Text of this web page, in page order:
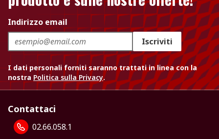
Indirizzo email
Iscriviti
I dati personali forniti saranno trattati in linea con la
nostra Politica sulla Privacy.
Contattaci
02.66.058.1